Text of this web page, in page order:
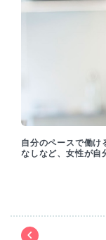
自分のペースで働け
なしなど、女性が自